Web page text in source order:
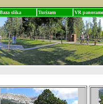
Baza slika Turizam VR panorame